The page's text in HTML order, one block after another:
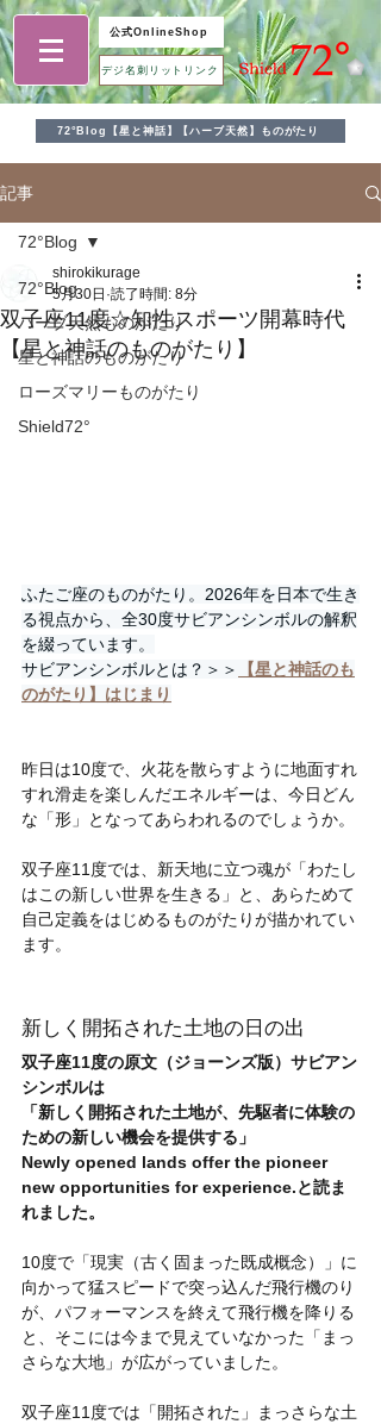
公式OnlineShop
デジ名刺リットリンク
72°Blog【星と神話】【ハーブ天然】ものがたり
記事
72°Blog
ハーブ天然ものがたり
星と神話のものがたり
ローズマリーものがたり
Shield72°
72°Blog
双子座11度☆知性スポーツ開幕時代
【星と神話のものがたり】
shirokikurage
5月30日 読了時間: 8分
ふたご座のものがたり。2026年を日本で生き
る視点から、全30度サビアンシンボルの解釈
を綴っています。
サビアンシンボルとは？＞＞
【星と神話のも
のがたり】はじまり
昨日は10度で、火花を散らすように地面すれ
すれ滑走を楽しんだエネルギーは、今日どん
な「形」となってあらわれるのでしょうか。
双子座11度では、新天地に立つ魂が「わたし
はこの新しい世界を生きる」と、あらためて
自己定義をはじめるものがたりが描かれてい
ます。
新しく開拓された土地の日の出
双子座11度の原文（ジョーンズ版）サビアン
シンボルは
「新しく開拓された土地が、先駆者に体験の
ための新しい機会を提供する」
Newly opened lands offer the pioneer
new opportunities for experience.と読ま
れました。
10度で「現実（古く固まった既成概念）」に
向かって猛スピードで突っ込んだ飛行機のり
が、パフォーマンスを終えて飛行機を降りる
と、そこには今まで見えていなかった「まっ
さらな大地」が広がっていました。
双子座11度では「開拓された」まっさらな土